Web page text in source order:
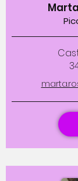
Marta